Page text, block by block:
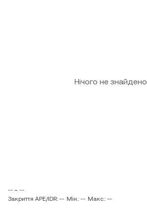
Нічого не знайдено
-- ~ --
Закриття APE/IDR: -- Мін.: -- Макс.: --